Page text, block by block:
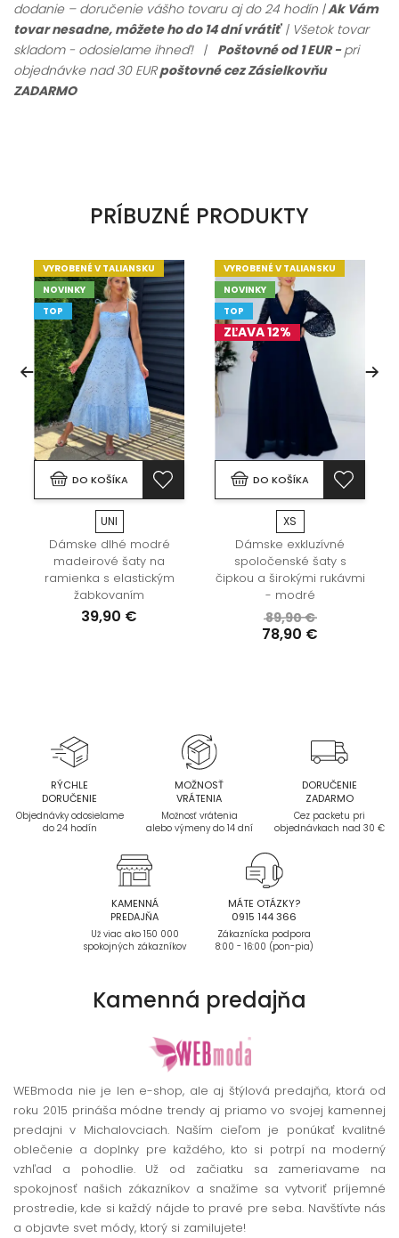
dodanie – doručenie vášho tovaru aj do 24 hodín |Ak Vám
tovar nesadne, môžete ho do 14 dní vrátiť | Všetok tovar
skladom - odosielame ihneď! | Poštovné od 1 EUR -pri
objednávke nad 30 EURpoštovné cez Zásielkovňu
ZADARMO
PRÍBUZNÉ PRODUKTY
VYROBENÉ V TALIANSKU
NOVINKY
TOP
DO KOŠÍKA
UNI
Dámske dlhé modré
madeirové šaty na
ramienka s elastickým
žabkovaním
39,90 €
VYROBENÉ V TALIANSKU
NOVINKY
TOP
ZĽAVA 12%
DO KOŠÍKA
XS
Dámske exkluzívné
spoločenské šaty s
čipkou a širokými rukávmi
- modré
89,90 €
78,90 €
RÝCHLE
DORUČENIE
Objednávky odosielame
do 24 hodín
MOŽNOSŤ
VRÁTENIA
Možnosť vrátenia
alebo výmeny do 14 dní
DORUČENIE
ZADARMO
Cez packetu pri
objednávkach nad 30 €
KAMENNÁ
PREDAJŇA
Už viac ako 150 000
spokojných zákazníkov
MÁTE OTÁZKY?
0915 144 366
Zákaznícka podpora
8:00 - 16:00 (pon-pia)
Kamenná predajňa
WEBmoda nie je len e-shop, ale aj štýlová predajňa, ktorá od
roku 2015 prináša módne trendy aj priamo vo svojej kamennej
predajni v Michalovciach. Naším cieľom je ponúkať kvalitné
oblečenie a doplnky pre každého, kto si potrpí na moderný
vzhľad a pohodlie. Už od začiatku sa zameriavame na
spokojnosť našich zákazníkov a snažíme sa vytvoriť príjemné
prostredie, kde si každý nájde to pravé pre seba. Navštívte nás
a objavte svet módy, ktorý si zamilujete!